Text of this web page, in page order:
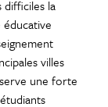
difficiles la
villes
une forte